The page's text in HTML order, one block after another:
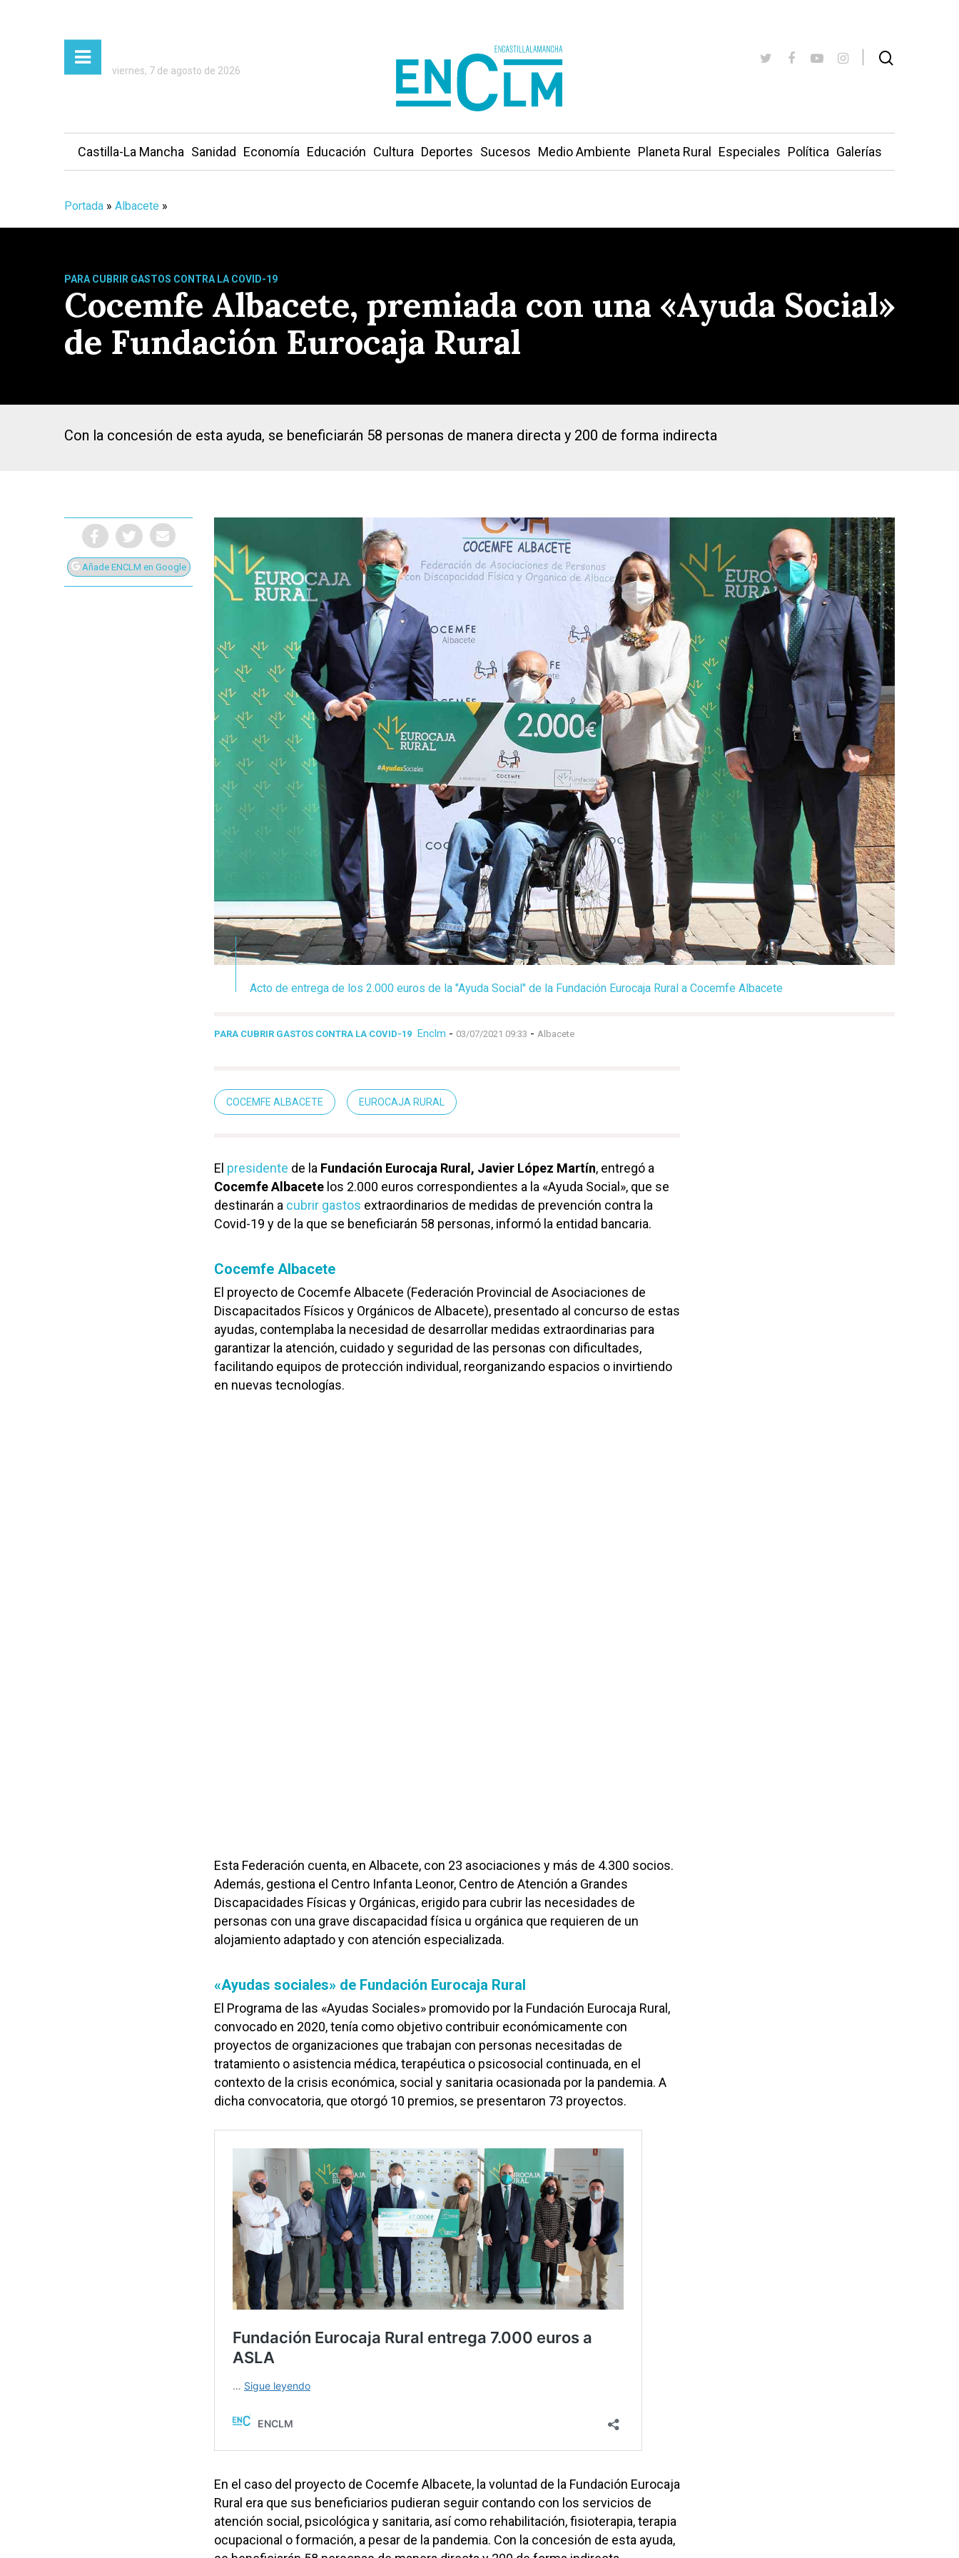
Presiona Intro para buscar o ESC para cerrar
viernes, 7 de agosto de 2026
Castilla-La Mancha Sanidad Economía Educación Cultura Deportes Sucesos Medio Ambiente Planeta Rural Especiales Política Galerías
Portada » Albacete »
PARA CUBRIR GASTOS CONTRA LA COVID-19
Cocemfe Albacete, premiada con una «Ayuda Social»
de Fundación Eurocaja Rural
Con la concesión de esta ayuda, se beneficiarán 58 personas de manera directa y 200 de forma indirecta
Añade ENCLM en Google
Acto de entrega de los 2.000 euros de la "Ayuda Social" de la Fundación Eurocaja Rural a Cocemfe Albacete
PARA CUBRIR GASTOS CONTRA LA COVID-19 Enclm - 03/07/2021 09:33 - Albacete
COCEMFE ALBACETE EUROCAJA RURAL
El presidente de la Fundación Eurocaja Rural, Javier López Martín, entregó a
Cocemfe Albacete los 2.000 euros correspondientes a la «Ayuda Social», que se
destinarán a cubrir gastos extraordinarios de medidas de prevención contra la
Covid-19 y de la que se beneficiarán 58 personas, informó la entidad bancaria.
Cocemfe Albacete
El proyecto de Cocemfe Albacete (Federación Provincial de Asociaciones de
Discapacitados Físicos y Orgánicos de Albacete), presentado al concurso de estas
ayudas, contemplaba la necesidad de desarrollar medidas extraordinarias para
garantizar la atención, cuidado y seguridad de las personas con dificultades,
facilitando equipos de protección individual, reorganizando espacios o invirtiendo
en nuevas tecnologías.
Esta Federación cuenta, en Albacete, con 23 asociaciones y más de 4.300 socios.
Además, gestiona el Centro Infanta Leonor, Centro de Atención a Grandes
Discapacidades Físicas y Orgánicas, erigido para cubrir las necesidades de
personas con una grave discapacidad física u orgánica que requieren de un
alojamiento adaptado y con atención especializada.
«Ayudas sociales» de Fundación Eurocaja Rural
El Programa de las «Ayudas Sociales» promovido por la Fundación Eurocaja Rural,
convocado en 2020, tenía como objetivo contribuir económicamente con
proyectos de organizaciones que trabajan con personas necesitadas de
tratamiento o asistencia médica, terapéutica o psicosocial continuada, en el
contexto de la crisis económica, social y sanitaria ocasionada por la pandemia. A
dicha convocatoria, que otorgó 10 premios, se presentaron 73 proyectos.
En el caso del proyecto de Cocemfe Albacete, la voluntad de la Fundación Eurocaja
Rural era que sus beneficiarios pudieran seguir contando con los servicios de
atención social, psicológica y sanitaria, así como rehabilitación, fisioterapia, terapia
ocupacional o formación, a pesar de la pandemia. Con la concesión de esta ayuda,